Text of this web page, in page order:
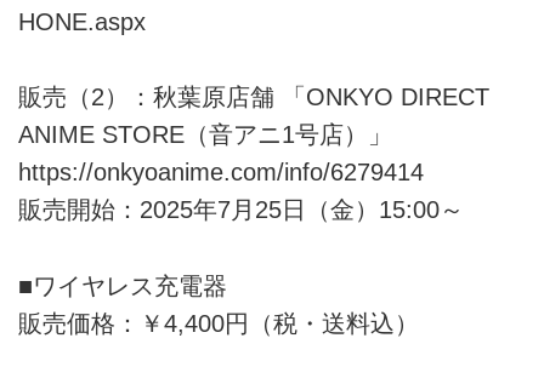
HONE.aspx
販売（2）：秋葉原店舗 「ONKYO DIRECT
ANIME STORE（音アニ1号店）」
https://onkyoanime.com/info/6279414
販売開始：2025年7月25日（金）15:00～
■ワイヤレス充電器
販売価格：￥4,400円（税・送料込）